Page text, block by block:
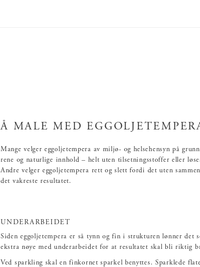
Å MALE MED
Mange velger eggoljetempera av miljø- og helsehensyn på
rene og naturlige innhold – helt uten tilsetningsstoffer eller
Andre velger eggoljetempera rett og slett fordi det uten
det vakreste resultatet.
UNDERARBEIDET
Siden eggoljetempera er så tynn og fin i strukturen lønner det
ekstra nøye med underarbeidet for at resultatet skal bli riktig
Ved sparkling skal en finkornet sparkel benyttes. Sparklede